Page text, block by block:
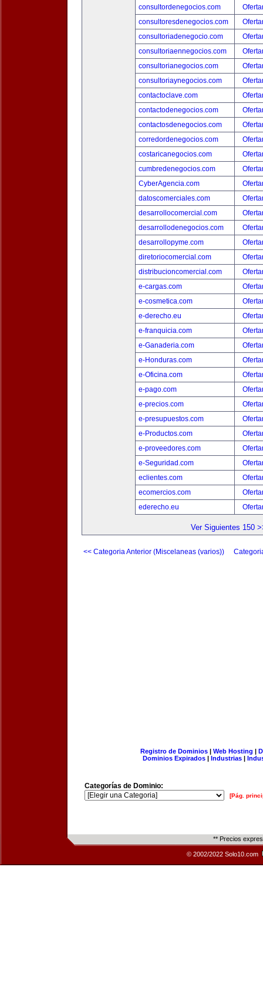
consultordenegocios.com
consultoresdenegocios.com
consultoriadenegocio.com
consultoriaennegocios.com
consultorianegocios.com
consultoriaynegocios.com
contactoclave.com
contactodenegocios.com
contactosdenegocios.com
corredordenegocios.com
costaricanegocios.com
cumbredenegocios.com
CyberAgencia.com
datoscomerciales.com
desarrollocomercial.com
desarrollodenegocios.com
desarrollopyme.com
diretoriocomercial.com
distribucioncomercial.com
e-cargas.com
e-cosmetica.com
e-derecho.eu
e-franquicia.com
e-Ganaderia.com
e-Honduras.com
e-Oficina.com
e-pago.com
e-precios.com
e-presupuestos.com
e-Productos.com
e-proveedores.com
e-Seguridad.com
eclientes.com
ecomercios.com
ederecho.eu
Ver Siguientes 150
<< Categoria Anterior (Miscelaneas (varios))
Registro de Dominios| Web Hosting |
Dominios Expirados | Industrias |
Categorías de Dominio:
[Pág.
** Precios
© 2002/2022 Solo10.com